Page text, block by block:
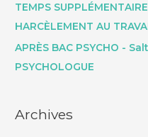
TEMPS
HARCÈLEMENT AU
APRÈS BAC PSYCHO -
PSYCHOLOGUE
Archives